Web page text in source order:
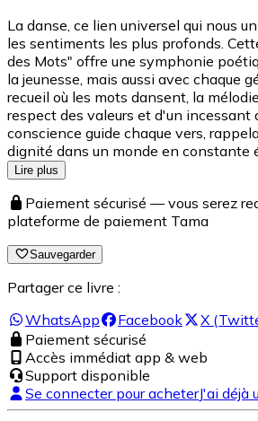
La danse, ce lien universel qui nous
les sentiments les plus profonds.
des Mots" offre une symphonie
la jeunesse, mais aussi avec chaque
recueil où les mots dansent, la
respect des valeurs et d'un incessant
conscience guide chaque vers,
dignité dans un monde en constante
Lire plus
Paiement sécurisé — vous serez
plateforme de paiement Tama
Sauvegarder
Partager ce livre :
WhatsApp
Facebook X
Paiement sécurisé
Accès immédiat app & web
Support disponible
Se connecter pour acheterJ'ai déjà